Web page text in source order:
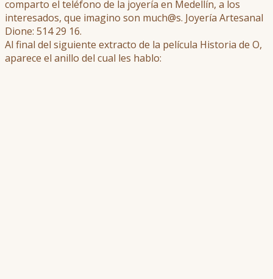
comparto el teléfono de la joyería en Medellín, a los
interesados, que imagino son much@s. Joyería Artesanal
Dione: 514 29 16.
Al final del siguiente extracto de la película Historia de O,
aparece el anillo del cual les hablo: